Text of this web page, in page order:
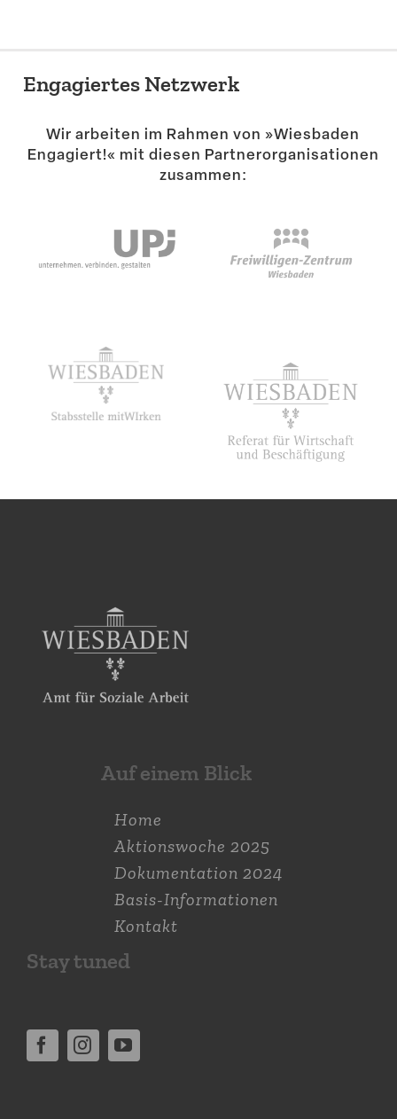
Engagiertes Netzwerk
Wir arbeiten im Rahmen von »Wiesbaden
Engagiert!« mit diesen Partner­or­ga­ni­sa­tionen
zusammen:
Auf einem Blick
Home
Aktions­woche 2025
Dokumen­tation 2024
Basis-Informationen
Kontakt
Stay tuned